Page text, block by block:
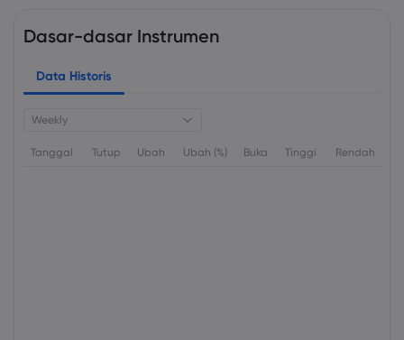
Dasar-dasar Instrumen
Data Historis
Weekly
Tanggal Tutup Ubah Ubah (%) Buka Tinggi Rendah